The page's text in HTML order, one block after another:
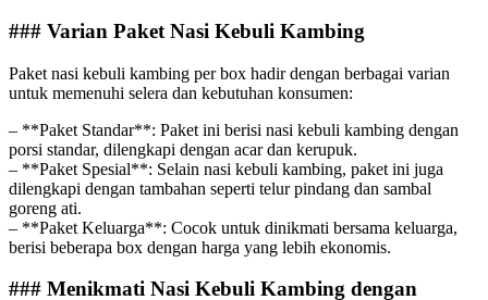
### Varian Paket Nasi Kebuli Kambing
Paket nasi kebuli kambing per box hadir dengan berbagai varian
untuk memenuhi selera dan kebutuhan konsumen:
– **Paket Standar**: Paket ini berisi nasi kebuli kambing dengan
porsi standar, dilengkapi dengan acar dan kerupuk.
– **Paket Spesial**: Selain nasi kebuli kambing, paket ini juga
dilengkapi dengan tambahan seperti telur pindang dan sambal
goreng ati.
– **Paket Keluarga**: Cocok untuk dinikmati bersama keluarga,
berisi beberapa box dengan harga yang lebih ekonomis.
### Menikmati Nasi Kebuli Kambing dengan